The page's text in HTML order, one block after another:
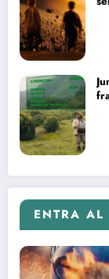
ENTRA AL